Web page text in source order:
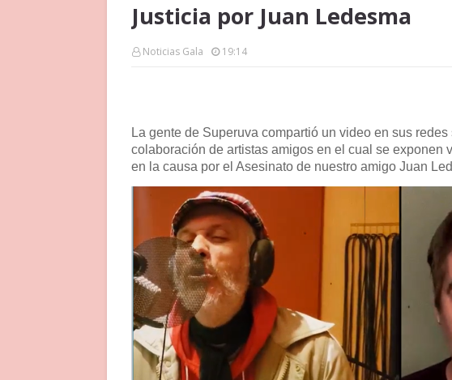
Justicia por Juan Ledesma
Noticias Gala 19:14
La gente de Superuva compartió un video en sus
colaboración de artistas amigos en el cual se exponen
en la causa por el Asesinato de nuestro amigo Juan